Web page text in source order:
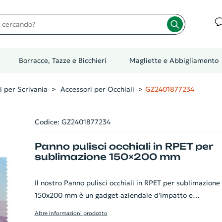
Borracce, Tazze e Bicchieri Magliette e Abbigliamento
per Scrivania Accessori per Occhiali GZ2401877234
Codice: GZ2401877234
Panno pulisci occhiali in RPET per
sublimazione 150×200 mm
Il nostro Panno pulisci occhiali in RPET per sublimazione
150x200 mm è un gadget aziendale d'impatto e
Altre informazioni prodotto